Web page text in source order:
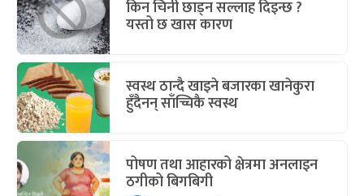
किन चिनी छाड्न सल्लाह दिइन्छ ?
यस्तो छ खास कारण
स्वस्थ ठान्दै खाइने बजारका खानेकुरा
हुँदैनन् साँच्चिकै स्वस्थ
पोषण तथा आहारको क्षेत्रमा अनलाइन
ठगीको बिगबिगी